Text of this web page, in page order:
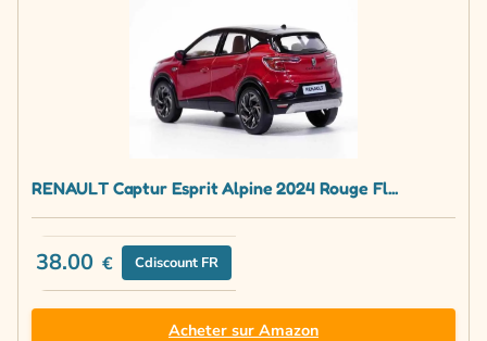
RENAULT Captur Esprit Alpine 2024 Rouge Fl...
38.00 € Cdiscount FR
Acheter sur Amazon